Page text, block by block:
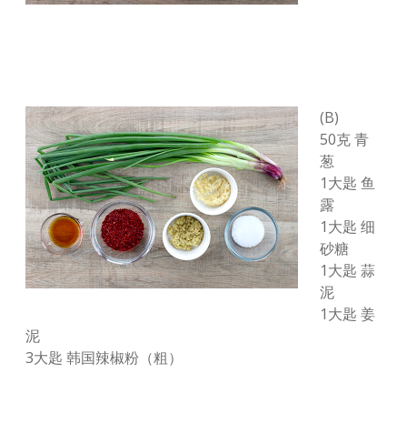
(B)
50克 青
葱
1大匙 鱼
露
1大匙 细
砂糖
1大匙 蒜
泥
1大匙 姜
泥
3大匙 韩国辣椒粉（粗）